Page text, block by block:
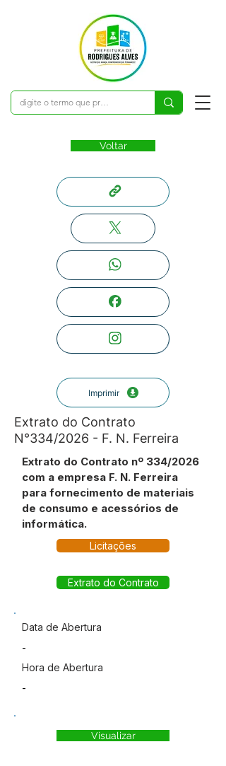
Voltar
Imprimir
Extrato do Contrato
N°334/2026 - F. N. Ferreira
Extrato do Contrato nº 334/2026
com a empresa F. N. Ferreira
para fornecimento de materiais
de consumo e acessórios de
informática.
Licitações
Extrato do Contrato
Data de Abertura
-
Hora de Abertura
-
Visualizar